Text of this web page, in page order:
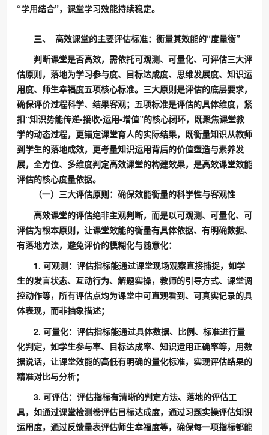
“学用结合”，课堂学习效能持续稳定。
三、 高效课堂的主要评估标准：衡量其效能的“度量衡”
判断课堂是否高效，需依托可观测、可量化、可评估三大评
估原则，落地为学习参与度、目标达成度、思维发展度、知识运
用度、师生幸福度五项核心标准。三大原则是评估的底层要求，
确保评价过程科学、结果客观；五项标准是评估的具体维度，紧
扣“知识势能传递-接收-运用-增值”的核心闭环，既聚焦课堂教
学的动态过程，更锚定课堂育人的实际结果，既衡量知识从教师
到学生的落地成效，更考量知识运用背后的价值塑造与素养发
展，全方位、多维度判定高效课堂的构建效果，是高效课堂效能
评估的核心度量依据。
（一）三大评估原则：确保效能衡量的科学性与客观性
高效课堂的评估绝非主观判断，而是以可观测、可量化、可
评估为根本原则，让课堂效能的衡量有具体依据、有明确数据、
有落地方法，避免评价的模糊化与随意化：
1. 可观测：评估指标能通过课堂现场观察直接捕捉，如学
生的发言状态、互动行为、解题实操，教师的引导方式、课堂调
控动作等，所有评估点均为课堂中可直观看到、可真实记录的具
体表现，而非抽象描述；
2. 可量化：评估指标能通过具体数据、比例、标准进行量
化判定，如学生参与率、目标达成率、知识运用正确率等，用数
据说话，让课堂效能的高低有明确的量化标准，实现评估结果的
精准对比与分析；
3. 可评估：评估指标有清晰的判定方法、落地的评估工
具，如通过课堂检测卷评估目标达成度，通过习题实操评估知识
运用度，通过反馈量表评估师生幸福度等，确保每一项指标都能